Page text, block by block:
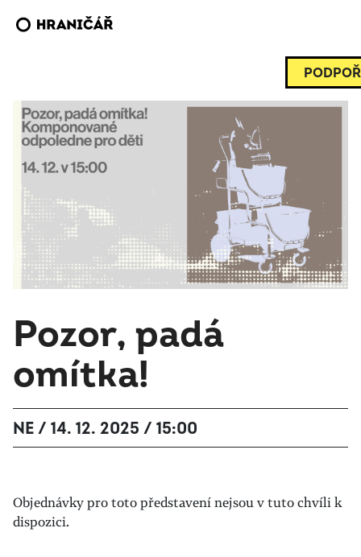
Pozor, padá
omítka!
NE / 14. 12. 2025 / 15:00
Objednávky pro toto představení nejsou v tuto chvíli k
dispozici.